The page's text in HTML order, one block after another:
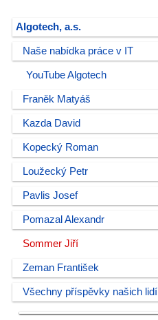
Algotech, a.s.
Naše nabídka práce v IT
YouTube Algotech
Franěk Matyáš
Kazda David
Kopecký Roman
Loužecký Petr
Pavlis Josef
Pomazal Alexandr
Sommer Jiří
Zeman František
Všechny příspěvky našich lidí